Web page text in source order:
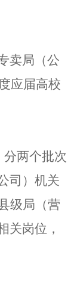
卖局（公
应届高校
分两个批次
司）机关
级局（营
关岗位，